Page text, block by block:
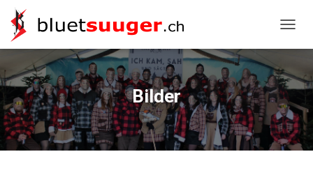
Bilder